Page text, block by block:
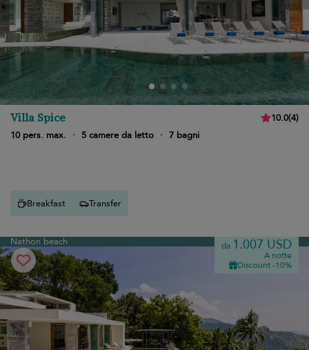
Villa Spice 10.0(4)
10 pers. max.
· 5 camere da letto · 7 bagni
Breakfast Transfer
Nathon beach da 1.007 USD
A notte
Discount -10%